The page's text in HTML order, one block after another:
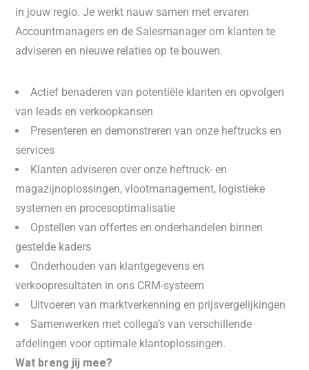
in jouw regio. Je werkt nauw samen met ervaren
Accountmanagers en de Salesmanager om klanten te
adviseren en nieuwe relaties op te bouwen.
Actief benaderen van potentiële klanten en opvolgen
van leads en verkoopkansen
Presenteren en demonstreren van onze heftrucks en
services
Klanten adviseren over onze heftruck- en
magazijnoplossingen, vlootmanagement, logistieke
systemen en procesoptimalisatie
Opstellen van offertes en onderhandelen binnen
gestelde kaders
Onderhouden van klantgegevens en
verkoopresultaten in ons CRM-systeem
Uitvoeren van marktverkenning en prijsvergelijkingen
Samenwerken met collega’s van verschillende
afdelingen voor optimale klantoplossingen.
Wat breng jij mee?